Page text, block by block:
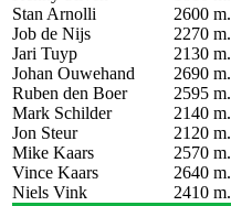
Stan Arnolli
2600 m.
Job de Nijs
2270 m.
Jari Tuyp
2130 m.
Johan Ouwehand
2690 m.
Ruben den Boer
2595 m.
Mark Schilder
2140 m.
Jon Steur
2120 m.
Mike Kaars
2570 m.
Vince Kaars
2640 m.
Niels Vink
2410 m.